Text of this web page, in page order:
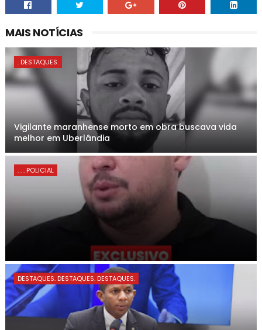
MAIS NOTÍCIAS
. DESTAQUES.
Vigilante maranhense morto em obra buscava vida
melhor em Uberlândia
. . . POLICIAL
DESTAQUES. DESTAQUES. DESTAQUES.